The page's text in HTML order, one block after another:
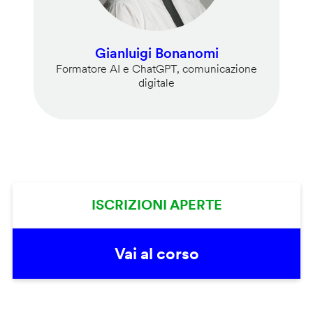
Gianluigi Bonanomi
Formatore AI e ChatGPT, comunicazione
digitale
ISCRIZIONI APERTE
Vai al corso